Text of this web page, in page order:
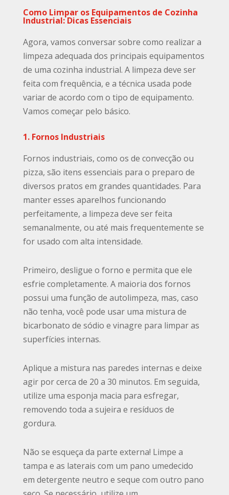
Como Limpar os Equipamentos de Cozinha
Industrial: Dicas Essenciais
Agora, vamos conversar sobre como realizar a
limpeza adequada dos principais equipamentos
de uma cozinha industrial. A limpeza deve ser
feita com frequência, e a técnica usada pode
variar de acordo com o tipo de equipamento.
Vamos começar pelo básico.
1. Fornos Industriais
Fornos industriais, como os de convecção ou
pizza, são itens essenciais para o preparo de
diversos pratos em grandes quantidades. Para
manter esses aparelhos funcionando
perfeitamente, a limpeza deve ser feita
semanalmente, ou até mais frequentemente se
for usado com alta intensidade.
Primeiro, desligue o forno e permita que ele
esfrie completamente. A maioria dos fornos
possui uma função de autolimpeza, mas, caso
não tenha, você pode usar uma mistura de
bicarbonato de sódio e vinagre para limpar as
superfícies internas.
Aplique a mistura nas paredes internas e deixe
agir por cerca de 20 a 30 minutos. Em seguida,
utilize uma esponja macia para esfregar,
removendo toda a sujeira e resíduos de
gordura.
Não se esqueça da parte externa! Limpe a
tampa e as laterais com um pano umedecido
em detergente neutro e seque com outro pano